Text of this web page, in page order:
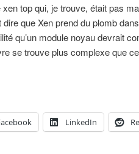
xen top qui, je trouve, était pas
que Xen prend du plomb
qu’un module noyau devrait
se trouve plus complexe que
LinkedIn